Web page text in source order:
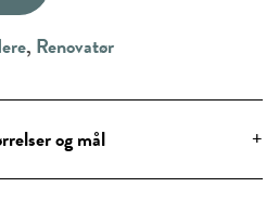
, Renovatør
og mål